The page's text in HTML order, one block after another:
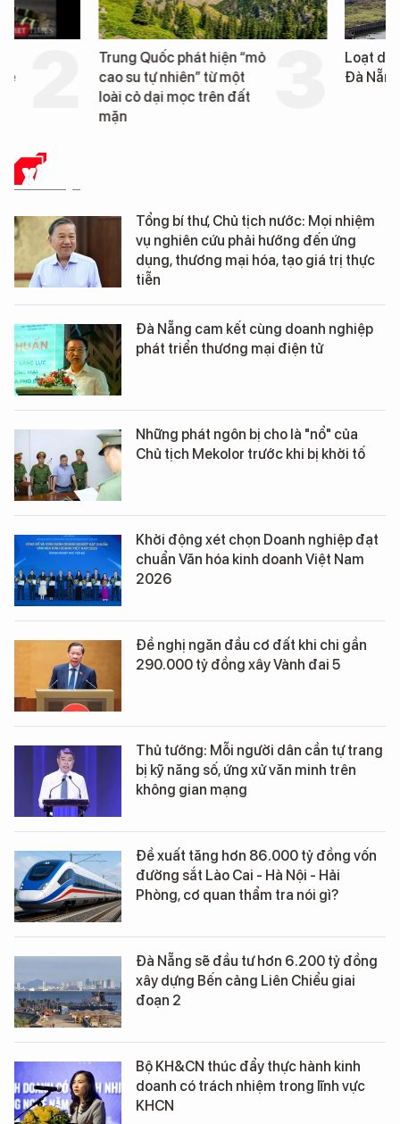
Trung Quốc phát hiện “mỏ
cao su tự nhiên” từ một
loài cỏ dại mọc trên đất
Loạt dự án bất động
Đà Nẵng sắp bị kiểm
XÃ HỘI
Tổng bí thư, Chủ tịch nước: Mọi nhiệm
vụ nghiên cứu phải hướng đến ứng
dụng, thương mại hóa, tạo giá trị thực
tiễn
Đà Nẵng cam kết cùng doanh nghiệp
phát triển thương mại điện tử
Những phát ngôn bị cho là "nổ" của
Chủ tịch Mekolor trước khi bị khởi tố
Khởi động xét chọn Doanh nghiệp đạt
chuẩn Văn hóa kinh doanh Việt Nam
2026
Đề nghị ngăn đầu cơ đất khi chi gần
290.000 tỷ đồng xây Vành đai 5
Thủ tướng: Mỗi người dân cần tự trang
bị kỹ năng số, ứng xử văn minh trên
không gian mạng
Đề xuất tăng hơn 86.000 tỷ đồng vốn
đường sắt Lào Cai - Hà Nội - Hải
Phòng, cơ quan thẩm tra nói gì?
Đà Nẵng sẽ đầu tư hơn 6.200 tỷ đồng
xây dựng Bến cảng Liên Chiểu giai
đoạn 2
Bộ KH&CN thúc đẩy thực hành kinh
doanh có trách nhiệm trong lĩnh vực
KHCN